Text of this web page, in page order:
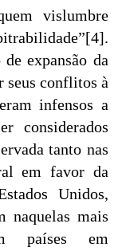
vislumbre
expansão da
seus conflitos à
infensos a
considerados
tanto nas
em favor da
Unidos,
naquelas mais
países em